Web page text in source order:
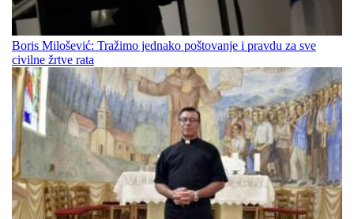
Boris Milošević: Tražimo jednako poštovanje i pravdu za sve
civilne žrtve rata